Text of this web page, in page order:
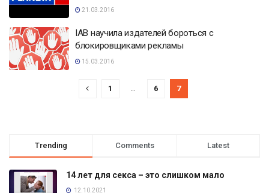
21.03.2016
IAB научила издателей бороться с
блокировщиками рекламы
15.03.2016
1 6 7
Trending Comments Latest
14 лет для секса – это слишком мало
12.10.2021